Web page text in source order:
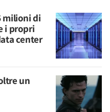
milioni di
i propri
center
un